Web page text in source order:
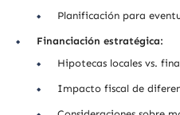
Planificación para
Financiación estratégica:
Hipotecas locales vs.
Impacto fiscal de